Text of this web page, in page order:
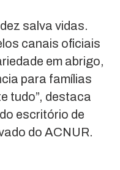
salva vidas.
canais oficiais
em abrigo,
para famílias
tudo”, destaca
escritório de
do ACNUR.